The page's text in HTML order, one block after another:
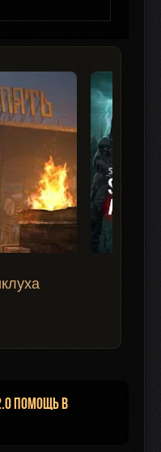
помощь в